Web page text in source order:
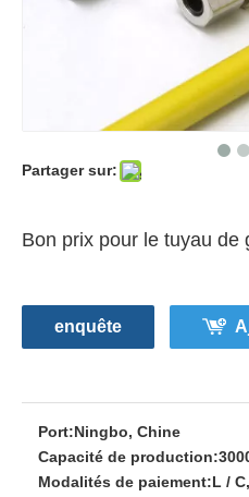
Partager sur:
Bon prix pour le tuyau de
enquête
Port:Ningbo, Chine
Capacité de production:
Modalités de paiement:L /